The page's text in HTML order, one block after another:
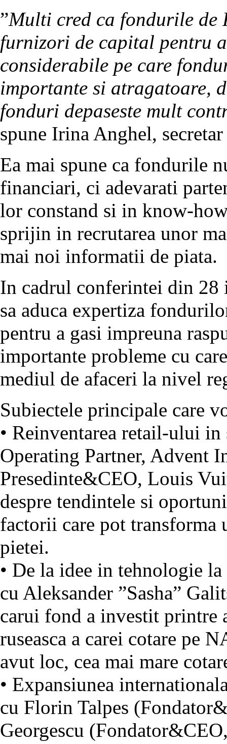
”Multi cred ca fondurile de
furnizori de capital pentru
considerabile pe care
importante si atragatoare,
fonduri depaseste mult
spune Irina Anghel,
Ea mai spune ca fondurile
financiari, ci adevarati
lor constand si in know-
sprijin in recrutarea unor
mai noi informatii de piata.
In cadrul conferintei din 28
sa aduca expertiza
pentru a gasi impreuna
importante probleme cu
mediul de afaceri la nivel
Subiectele principale care
• Reinventarea retail-ului
Operating Partner, Advent
Presedinte&CEO, Louis
despre tendintele si
factorii care pot
pietei.
• De la idee in tehnologie
cu Aleksander ”Sasha”
carui fond a investit printre
ruseasca a carei cotare pe
avut loc, cea mai mare
• Expansiunea
cu Florin Talpes
Georgescu